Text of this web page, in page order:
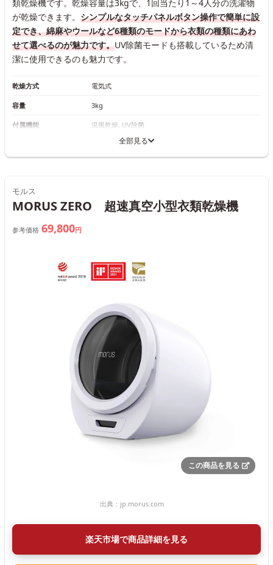
類乾燥機です。乾燥容量は3kgで、1回当たり1～4人分の洗濯物
が乾燥できます。 シンプルなタッチパネルボタン操作で簡単に設
定でき、綿麻やウールなど6種類のモードから衣類の種類にあわ
せて選べるのが魅力です。UV除菌モードも搭載しているため清
潔に使用できるのも魅力です。
乾燥方式 電気式
容量 3kg
付属機能 温風乾燥, UV除菌
全部見る
モルス
MORUS ZERO 超速真空小型衣類乾燥機
参考価格 69,800円
この商品を見る
出典： jp.morus.com
楽天市場で商品詳細を見る